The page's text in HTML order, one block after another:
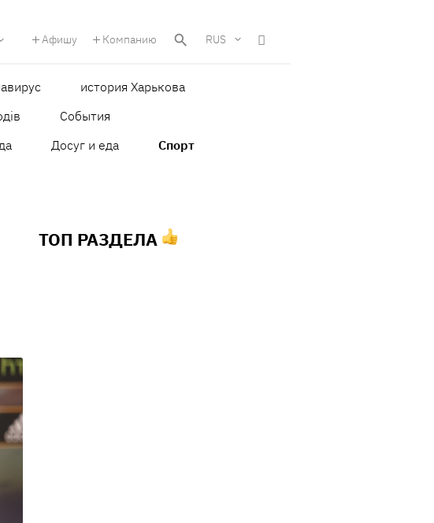
Афишу Компанию RUS
история Харькова
События
Досуг и еда
Спорт
ТОП РАЗДЕЛА